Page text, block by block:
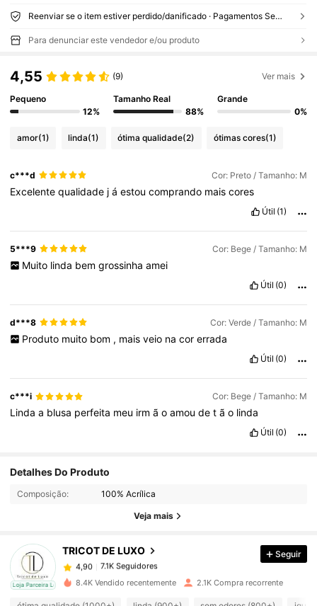
Reenviar se o item estiver perdido/danificado · Pagamentos Seguros · Proteção de privacidade
Para denunciar este vendedor e/ou produto
4,55 (9) Ver mais
Pequeno
12%
Tamanho Real
88%
Grande
0%
amor(1) linda(1) ótima qualidade(2) ótimas cores(1)
c***d Cor: Preto / Tamanho: M
Excelentequalidade jáestoucomprando maiscores
Útil (1)
5***9 Cor: Bege / Tamanho: M
Muito linda bem grossinha amei
Útil (0)
d***8 Cor: Verde / Tamanho: M
Produto muito bom , mais veio na cor errada
Útil (0)
c***i Cor: Bege / Tamanho: M
Lindaa blusa perfeita meu irmãoamoudetão linda
Útil (0)
Detalhes Do Produto
Composição: 100% Acrílica
Veja mais
Loja Parceira Local
TRICOT DE LUXO
4,90 7.1K Seguidores
7.1K Seguidores
7.1K Seguidores
v***1pago1 dia atrás
4,90 7.1K Seguidores
Seguir
8.4K Vendido recentemente 2.1K Compra recorrente